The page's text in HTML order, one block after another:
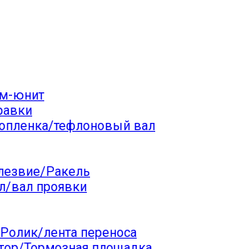
юнит
тефлоновый вал
Ракель
вал проявки
лента переноса